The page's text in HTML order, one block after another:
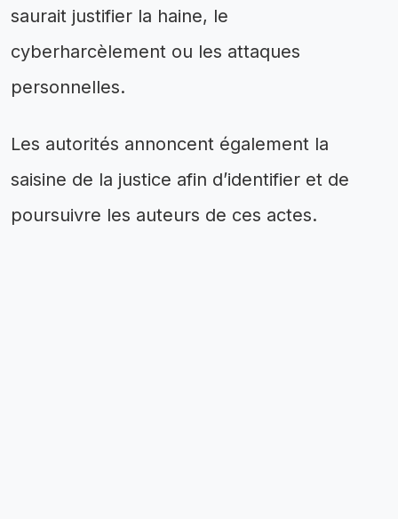
saurait justifier la haine, le
cyberharcèlement ou les attaques
personnelles.
Les autorités annoncent également la
saisine de la justice afin d’identifier et de
poursuivre les auteurs de ces actes.